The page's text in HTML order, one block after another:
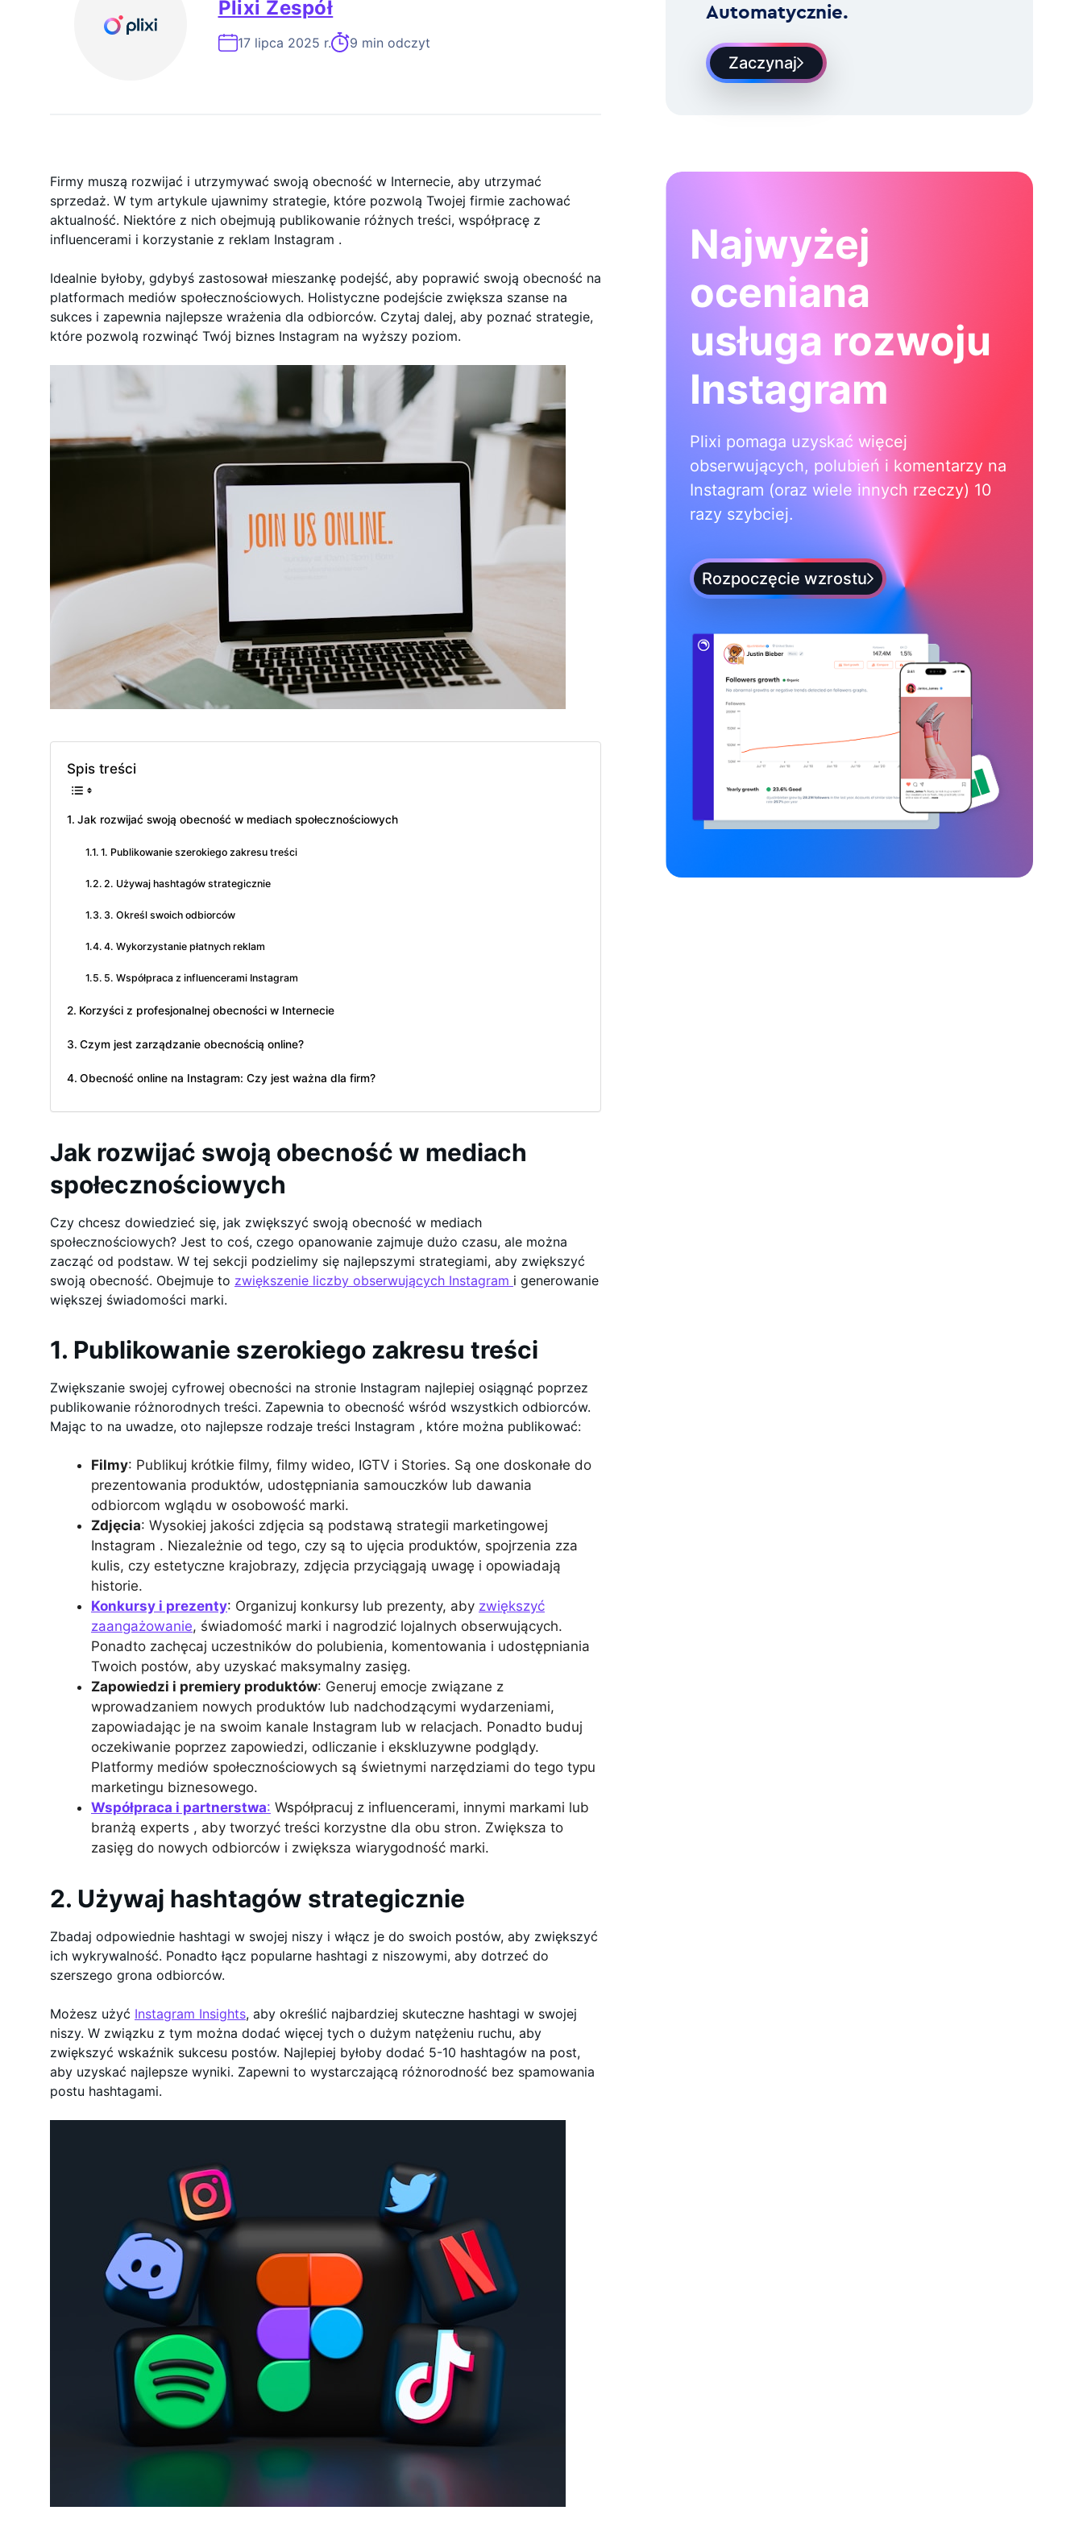
Ekspert Ds. Rozwoju Na Żądanie Instagram
Plixi Zespół
17 lipca 2025 r. 9 min odczyt
Automatycznie.
Zaczynaj
Firmy muszą rozwijać i utrzymywać swoją obecność w Internecie, aby utrzymać
sprzedaż. W tym artykule ujawnimy strategie, które pozwolą Twojej firmie zachować
aktualność. Niektóre z nich obejmują publikowanie różnych treści, współpracę z
influencerami i korzystanie z reklam Instagram .
Idealnie byłoby, gdybyś zastosował mieszankę podejść, aby poprawić swoją obecność na
platformach mediów społecznościowych. Holistyczne podejście zwiększa szanse na
sukces i zapewnia najlepsze wrażenia dla odbiorców. Czytaj dalej, aby poznać strategie,
które pozwolą rozwinąć Twój biznes Instagram na wyższy poziom.
Spis treści
Jak rozwijać swoją obecność w mediach społecznościowych
1. Publikowanie szerokiego zakresu treści
2. Używaj hashtagów strategicznie
3. Określ swoich odbiorców
4. Wykorzystanie płatnych reklam
5. Współpraca z influencerami Instagram
Korzyści z profesjonalnej obecności w Internecie
Czym jest zarządzanie obecnością online?
Obecność online na Instagram: Czy jest ważna dla firm?
Jak rozwijać swoją obecność w mediach
społecznościowych
Czy chcesz dowiedzieć się, jak zwiększyć swoją obecność w mediach
społecznościowych? Jest to coś, czego opanowanie zajmuje dużo czasu, ale można
zacząć od podstaw. W tej sekcji podzielimy się najlepszymi strategiami, aby zwiększyć
swoją obecność. Obejmuje to zwiększenie liczby obserwujących Instagram i generowanie
większej świadomości marki.
1. Publikowanie szerokiego zakresu treści
Zwiększanie swojej cyfrowej obecności na stronie Instagram najlepiej osiągnąć poprzez
publikowanie różnorodnych treści. Zapewnia to obecność wśród wszystkich odbiorców.
Mając to na uwadze, oto najlepsze rodzaje treści Instagram , które można publikować:
Filmy: Publikuj krótkie filmy, filmy wideo, IGTV i Stories. Są one doskonałe do
prezentowania produktów, udostępniania samouczków lub dawania
odbiorcom wglądu w osobowość marki.
Zdjęcia: Wysokiej jakości zdjęcia są podstawą strategii marketingowej
Instagram . Niezależnie od tego, czy są to ujęcia produktów, spojrzenia zza
kulis, czy estetyczne krajobrazy, zdjęcia przyciągają uwagę i opowiadają
historie.
Konkursy i prezenty: Organizuj konkursy lub prezenty, aby zwiększyć
zaangażowanie, świadomość marki i nagrodzić lojalnych obserwujących.
Ponadto zachęcaj uczestników do polubienia, komentowania i udostępniania
Twoich postów, aby uzyskać maksymalny zasięg.
Zapowiedzi i premiery produktów: Generuj emocje związane z
wprowadzaniem nowych produktów lub nadchodzącymi wydarzeniami,
zapowiadając je na swoim kanale Instagram lub w relacjach. Ponadto buduj
oczekiwanie poprzez zapowiedzi, odliczanie i ekskluzywne podglądy.
Platformy mediów społecznościowych są świetnymi narzędziami do tego typu
marketingu biznesowego.
Współpraca i partnerstwa: Współpracuj z influencerami, innymi markami lub
branżą experts , aby tworzyć treści korzystne dla obu stron. Zwiększa to
zasięg do nowych odbiorców i zwiększa wiarygodność marki.
2. Używaj hashtagów strategicznie
Zbadaj odpowiednie hashtagi w swojej niszy i włącz je do swoich postów, aby zwiększyć
ich wykrywalność. Ponadto łącz popularne hashtagi z niszowymi, aby dotrzeć do
szerszego grona odbiorców.
Możesz użyć Instagram Insights, aby określić najbardziej skuteczne hashtagi w swojej
niszy. W związku z tym można dodać więcej tych o dużym natężeniu ruchu, aby
zwiększyć wskaźnik sukcesu postów. Najlepiej byłoby dodać 5-10 hashtagów na post,
aby uzyskać najlepsze wyniki. Zapewni to wystarczającą różnorodność bez spamowania
postu hashtagami.
Najwyżej
oceniana
usługa rozwoju
Instagram
Plixi pomaga uzyskać więcej
obserwujących, polubień i komentarzy na
Instagram (oraz wiele innych rzeczy) 10
razy szybciej.
Rozpoczęcie wzrostu